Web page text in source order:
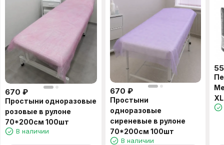
670 ₽
Простыни одноразовые
розовые в рулоне
70*200см 100шт
В наличии
670 ₽
Простыни
одноразовые
сиреневые в рулоне
70*200см 100шт
В наличии
XL